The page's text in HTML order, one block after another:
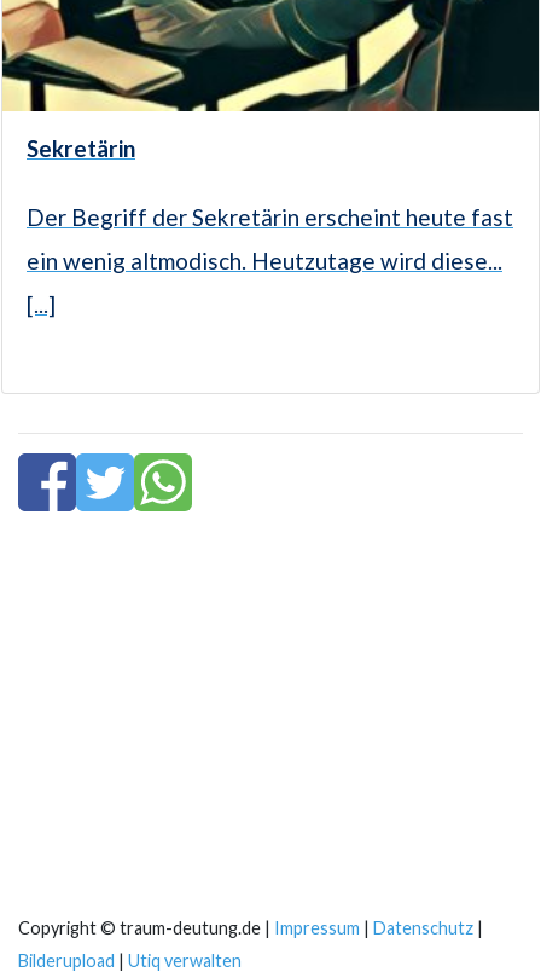
Sekretärin
Der Begriff der Sekretärin erscheint heute fast
ein wenig altmodisch. Heutzutage wird diese...
[...]
Copyright © traum-deutung.de | Impressum | Datenschutz |
Bilderupload | Utiq verwalten